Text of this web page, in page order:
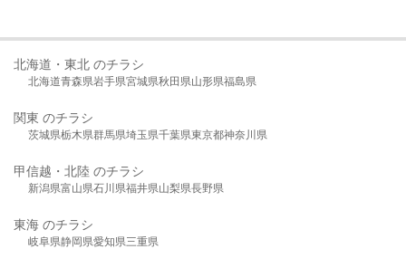
北海道・東北 のチラシ
北海道青森県岩手県宮城県秋田県山形県福島県
関東 のチラシ
茨城県栃木県群馬県埼玉県千葉県東京都神奈川県
甲信越・北陸 のチラシ
新潟県富山県石川県福井県山梨県長野県
東海 のチラシ
岐阜県静岡県愛知県三重県